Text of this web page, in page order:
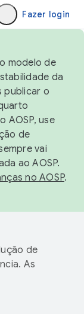
Fazer login
modelo de
da
publicar o
AOSP, use
de
vai
ao AOSP.
no AOSP.
de
As